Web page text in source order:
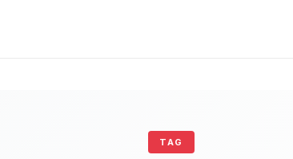
TAG